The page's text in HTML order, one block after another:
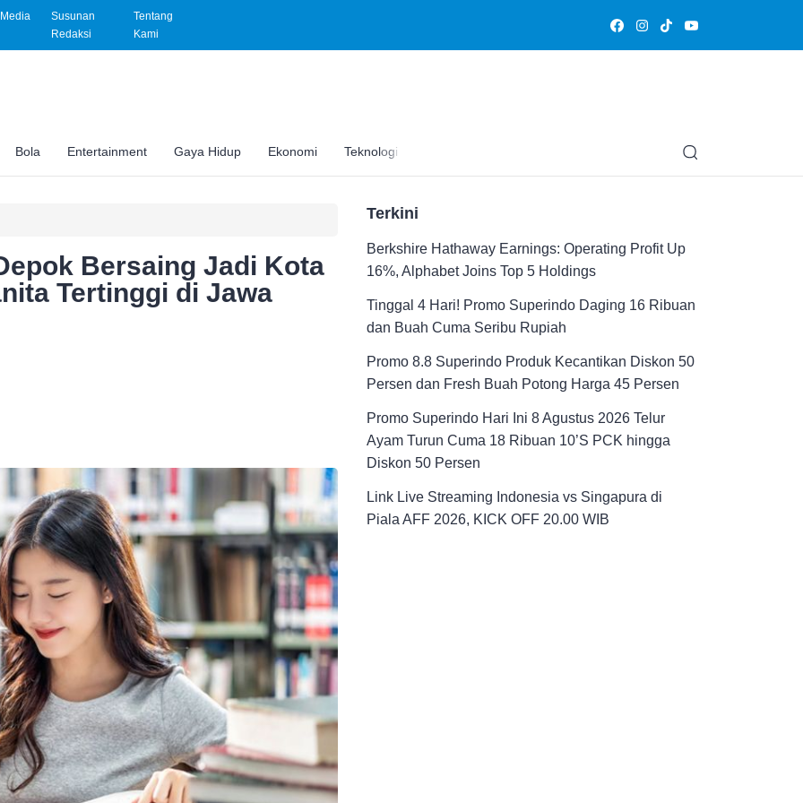
Susunan
Redaksi
Tentang
Kami
Bola Entertainment Gaya Hidup Ekonomi Teknologi Edukasi
Bersaing Jadi Kota
Tertinggi di Jawa
Terkini
Berkshire Hathaway Earnings: Operating Profit Up
16%, Alphabet Joins Top 5 Holdings
Tinggal 4 Hari! Promo Superindo Daging 16 Ribuan
dan Buah Cuma Seribu Rupiah
Promo 8.8 Superindo Produk Kecantikan Diskon 50
Persen dan Fresh Buah Potong Harga 45 Persen
Promo Superindo Hari Ini 8 Agustus 2026 Telur
Ayam Turun Cuma 18 Ribuan 10’S PCK hingga
Diskon 50 Persen
Link Live Streaming Indonesia vs Singapura di
Piala AFF 2026, KICK OFF 20.00 WIB